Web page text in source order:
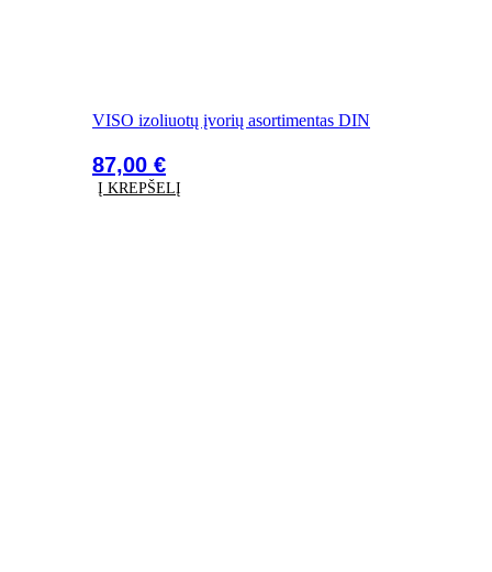
VISO izoliuotų įvorių asortimentas DIN
87,00 €
Į KREPŠELĮ